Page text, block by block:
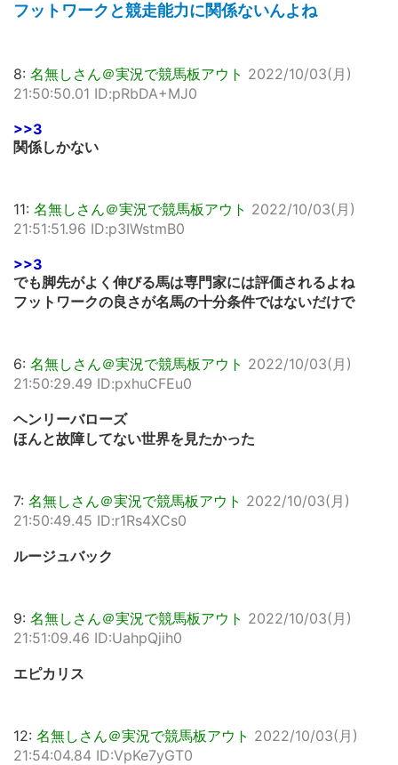
フットワークと競走能力に関係ないんよね
8: 名無しさん＠実況で競馬板アウト 2022/10/03(月)
21:50:50.01 ID:pRbDA+MJ0
>>3
関係しかない
11: 名無しさん＠実況で競馬板アウト 2022/10/03(月)
21:51:51.96 ID:p3IWstmB0
>>3
でも脚先がよく伸びる馬は専門家には評価されるよね
フットワークの良さが名馬の十分条件ではないだけで
6: 名無しさん＠実況で競馬板アウト 2022/10/03(月)
21:50:29.49 ID:pxhuCFEu0
ヘンリーバローズ
ほんと故障してない世界を見たかった
7: 名無しさん＠実況で競馬板アウト 2022/10/03(月)
21:50:49.45 ID:r1Rs4XCs0
ルージュバック
9: 名無しさん＠実況で競馬板アウト 2022/10/03(月)
21:51:09.46 ID:UahpQjih0
エピカリス
12: 名無しさん＠実況で競馬板アウト 2022/10/03(月)
21:54:04.84 ID:VpKe7yGT0